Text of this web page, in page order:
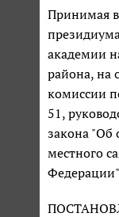
Принимая
академии
района, на
комиссии
51,
закона "Об
местного